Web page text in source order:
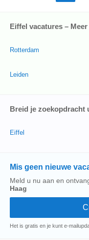
Eiffel vacatures –
Rotterdam
Leiden
Breid je zoekopdracht
Eiffel
Mis geen nieuwe
Meld u nu aan en
Haag
Het is gratis en je kunt e-